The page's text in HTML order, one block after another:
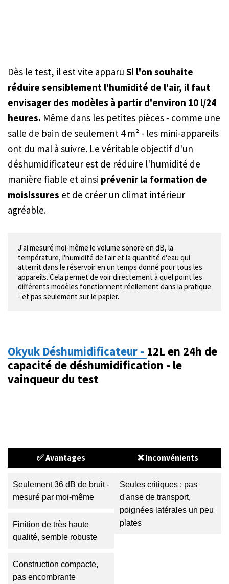
Dès le test, il est vite apparu Si l'on souhaite
réduire sensiblement l'humidité de l'air, il faut
envisager des modèles à partir d'environ 10 l/24
heures. Même dans les petites pièces - comme une
salle de bain de seulement 4 m² - les mini-appareils
ont du mal à suivre. Le véritable objectif d'un
déshumidificateur est de réduire l'humidité de
manière fiable et ainsi prévenir la formation de
moisissures et de créer un climat intérieur
agréable.
J'ai mesuré moi-même le volume sonore en dB, la
température, l'humidité de l'air et la quantité d'eau qui
atterrit dans le réservoir en un temps donné pour tous les
appareils. Cela permet de voir directement à quel point les
différents modèles fonctionnent réellement dans la pratique
- et pas seulement sur le papier.
Okyuk Déshumidificateur - 12L en 24h de
capacité de déshumidification - le
vainqueur du test
✅ Avantages
Seulement 36 dB de bruit -
mesuré par moi-même
Finition de très haute
qualité, semble robuste
Construction compacte,
pas encombrante
❌ Inconvénients
Seules critiques : pas
d'anse de transport,
poignées latérales un peu
plates